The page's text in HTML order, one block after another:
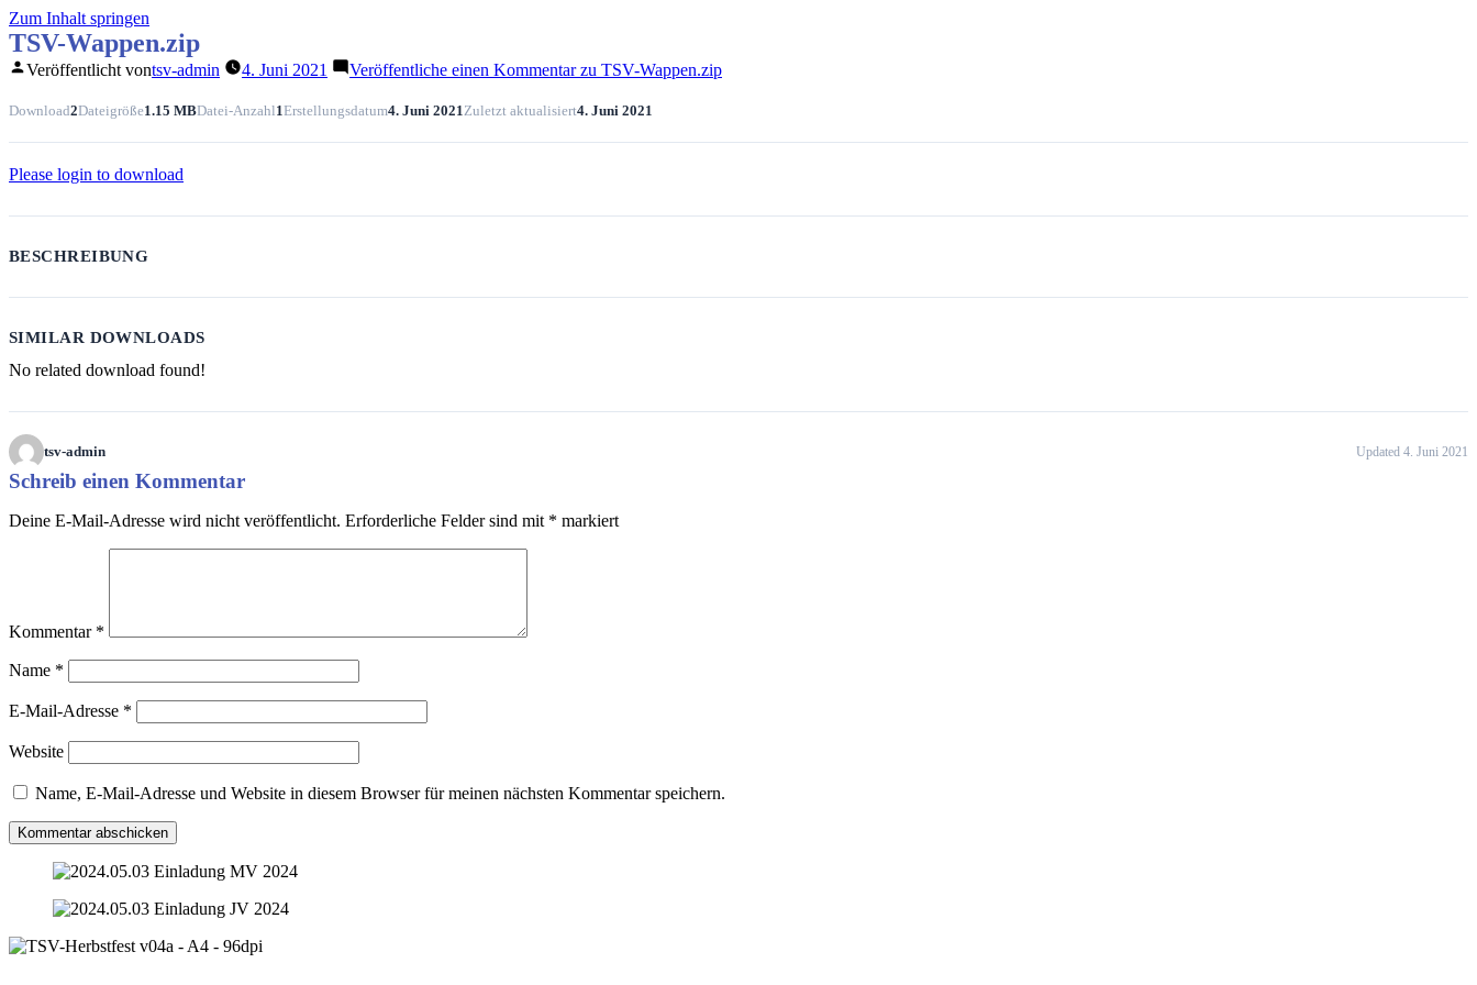
Zum Inhalt springen
TSV-Wappen.zip
Veröffentlicht vontsv-admin 4. Juni 2021 Veröffentliche einen Kommentarzu TSV-Wappen.zip
Download2Dateigröße1.15 MBDatei-Anzahl1Erstellungsdatum4. Juni 2021Zuletzt aktualisiert4. Juni 2021
Please login to download
BESCHREIBUNG
SIMILAR DOWNLOADS
No related download found!
tsv-admin Updated 4. Juni 2021
Schreib einen Kommentar
Deine E-Mail-Adresse wird nicht veröffentlicht. Erforderliche Felder sind mit * markiert
Kommentar *
Name *
E-Mail-Adresse *
Website
Name, E-Mail-Adresse und Website in diesem Browser für meinen nächsten Kommentar speichern.